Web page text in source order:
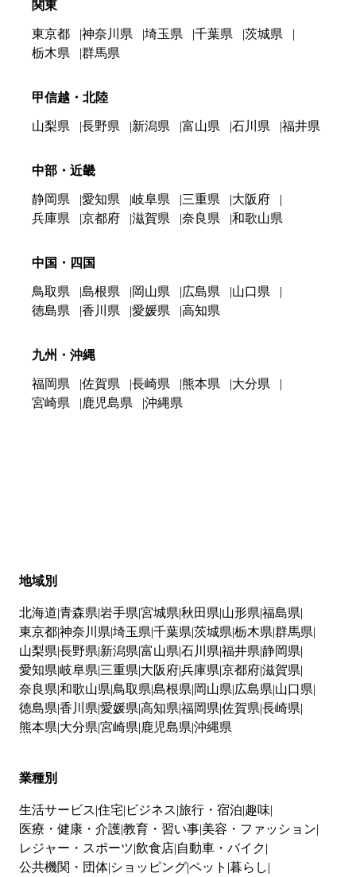
関東
東京都 神奈川県 埼玉県 千葉県
茨城県
栃木県
群馬県
甲信越・北陸
山梨県 長野県 新潟県 富山県 石川県 福井県
中部・近畿
静岡県 愛知県 岐阜県 三重県
大阪府
兵庫県
京都府 滋賀県 奈良県 和歌山県
中国・四国
鳥取県 島根県 岡山県 広島県
山口県
徳島県
香川県 愛媛県 高知県
九州・沖縄
福岡県 佐賀県 長崎県 熊本県
大分県
宮崎県
鹿児島県 沖縄県
地域別
北海道 青森県 岩手県 宮城県 秋田県 山形県 福島県
東京都神奈川県 埼玉県 千葉県 茨城県 栃木県 群馬県
山梨県 長野県 新潟県 富山県 石川県 福井県 静岡県
愛知県 岐阜県 三重県 大阪府兵庫県 京都府滋賀県
奈良県 和歌山県 鳥取県 島根県 岡山県 広島県 山口県
徳島県 香川県 愛媛県 高知県 福岡県 佐賀県 長崎県
熊本県 大分県 宮崎県 鹿児島県 沖縄県
業種別
生活サービス 住宅 ビジネス 旅行・宿泊 趣味
医療・健康・介護教育・習い事 美容・ファッション
レジャー・スポーツ 飲食店 自動車・バイク
公共機関・団体 ショッピングペット 暮らし